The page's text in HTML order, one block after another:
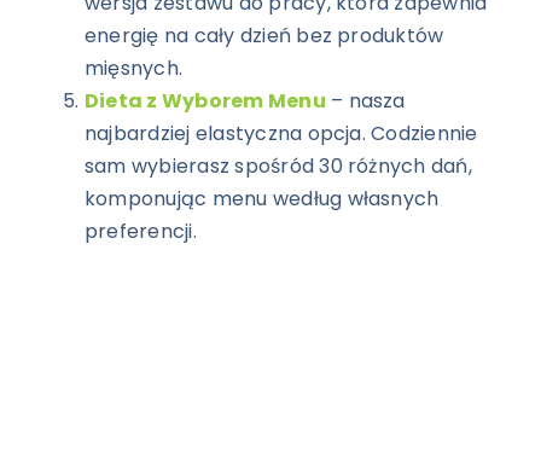
energię na cały dzień bez produktów
mięsnych.
Dieta z Wyborem Menu – nasza
najbardziej elastyczna opcja. Codziennie
sam wybierasz spośród 30 różnych dań,
komponując menu według własnych
preferencji.